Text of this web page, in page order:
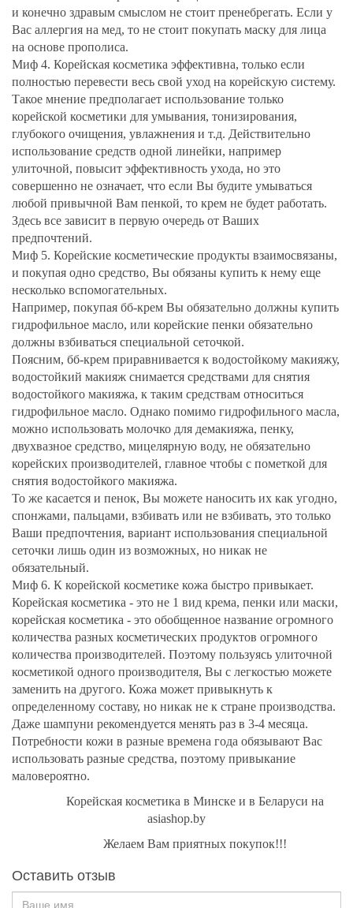
и конечно здравым смыслом не стоит пренебрегать. Если у
Вас аллергия на мед, то не стоит покупать маску для лица
на основе прополиса.
Миф 4. Корейская косметика эффективна, только если
полностью перевести весь свой уход на корейскую систему.
Такое мнение предполагает использование только
корейской косметики для умывания, тонизирования,
глубокого очищения, увлажнения и т.д. Действительно
использование средств одной линейки, например
улиточной, повысит эффективность ухода, но это
совершенно не означает, что если Вы будите умываться
любой привычной Вам пенкой, то крем не будет работать.
Здесь все зависит в первую очередь от Ваших
предпочтений.
Миф 5. Корейские косметические продукты взаимосвязаны,
и покупая одно средство, Вы обязаны купить к нему еще
несколько вспомогательных.
Например, покупая бб-крем Вы обязательно должны купить
гидрофильное масло, или корейские пенки обязательно
должны взбиваться специальной сеточкой.
Поясним, бб-крем приравнивается к водостойкому макияжу,
водостойкий макияж снимается средствами для снятия
водостойкого макияжа, к таким средствам относиться
гидрофильное масло. Однако помимо гидрофильного масла,
можно использовать молочко для демакияжа, пенку,
двухвазное средство, мицелярную воду, не обязательно
корейских производителей, главное чтобы с пометкой для
снятия водостойкого макияжа.
То же касается и пенок, Вы можете наносить их как угодно,
спонжами, пальцами, взбивать или не взбивать, это только
Ваши предпочтения, вариант использования специальной
сеточки лишь один из возможных, но никак не
обязательный.
Миф 6. К корейской косметике кожа быстро привыкает.
Корейская косметика - это не 1 вид крема, пенки или маски,
корейская косметика - это обобщенное название огромного
количества разных косметических продуктов огромного
количества производителей. Поэтому пользуясь улиточной
косметикой одного производителя, Вы с легкостью можете
заменить на другого. Кожа может привыкнуть к
определенному составу, но никак не к стране производства.
Даже шампуни рекомендуется менять раз в 3-4 месяца.
Потребности кожи в разные времена года обязывают Вас
использовать разные средства, поэтому привыкание
маловероятно.
Корейская косметика в Минске и в Беларуси на
asiashop.by
Желаем Вам приятных покупок!!!
Оставить отзыв